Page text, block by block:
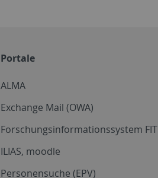
Portale
ALMA
Exchange Mail (OWA)
Forschungsinformationssystem FIT
ILIAS, moodle
Personensuche (EPV)